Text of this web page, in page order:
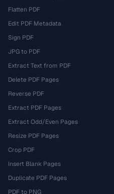
Flatten PDF
Edit PDF Metadata
Sign PDF
JPG to PDF
Extract Text from PDF
Delete PDF Pages
Reverse PDF
Extract PDF Pages
Extract Odd/Even Pages
Resize PDF Pages
Crop PDF
Insert Blank Pages
Duplicate PDF Pages
PDF to PNG